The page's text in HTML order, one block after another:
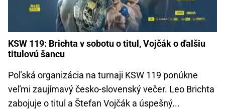
KSW 119: Brichta v sobotu o titul, Vojčák o ďalšiu
titulovú šancu
Poľská organizácia na turnaji KSW 119 ponúkne
veľmi zaujímavý česko-slovenský večer. Leo Brichta
zabojuje o titul a Štefan Vojčák a úspešný...